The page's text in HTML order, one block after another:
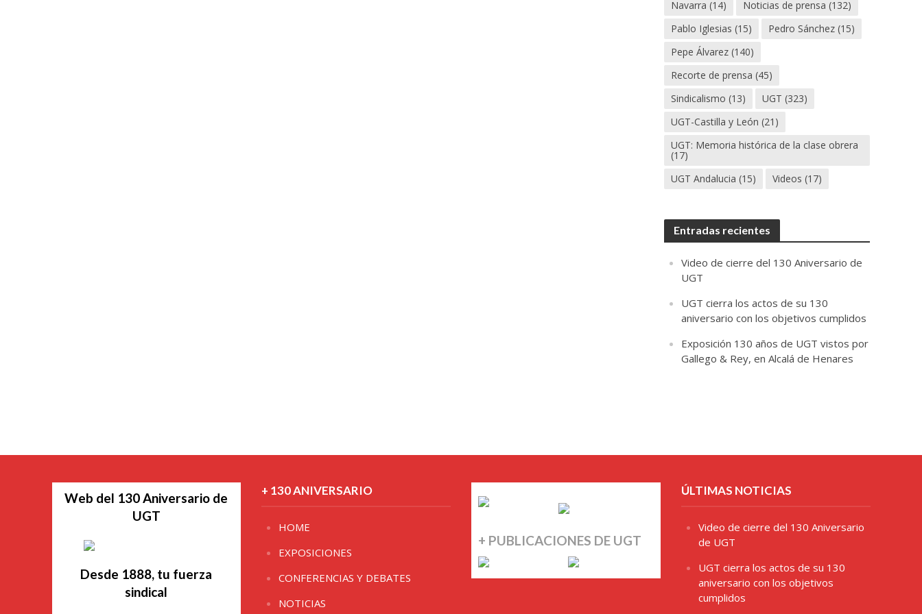
Navarra (14) Noticias de prensa (132)
Pablo Iglesias (15) Pedro Sánchez (15)
Pepe Álvarez (140)
Recorte de prensa (45)
Sindicalismo (13) UGT (323)
UGT-Castilla y León (21)
UGT: Memoria histórica de la clase obrera
(17)
UGT Andalucia (15) Videos (17)
Entradas recientes
Video de cierre del 130 Aniversario de
UGT
UGT cierra los actos de su 130
aniversario con los objetivos cumplidos
Exposición 130 años de UGT vistos por
Gallego & Rey, en Alcalá de Henares
Web del 130 Aniversario de
UGT
Desde 1888, tu fuerza
sindical
+ 130 ANIVERSARIO
HOME
EXPOSICIONES
CONFERENCIAS Y DEBATES
NOTICIAS
+ PUBLICACIONES DE UGT
ÚLTIMAS NOTICIAS
Video de cierre del 130 Aniversario
de UGT
UGT cierra los actos de su 130
aniversario con los objetivos
cumplidos